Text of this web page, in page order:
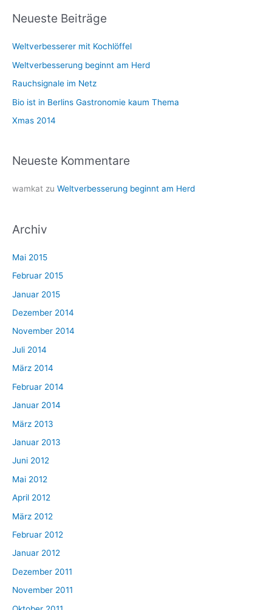
h
n
n
a
Neueste Beiträge
Weltverbesserer mit Kochlöffel
Weltverbesserung beginnt am Herd
Rauchsignale im Netz
Bio ist in Berlins Gastronomie kaum Thema
Xmas 2014
Neueste Kommentare
wamkat zu Weltverbesserung beginnt am Herd
Archiv
Mai 2015
Februar 2015
Januar 2015
Dezember 2014
November 2014
Juli 2014
März 2014
Februar 2014
Januar 2014
März 2013
Januar 2013
Juni 2012
Mai 2012
April 2012
März 2012
Februar 2012
Januar 2012
Dezember 2011
November 2011